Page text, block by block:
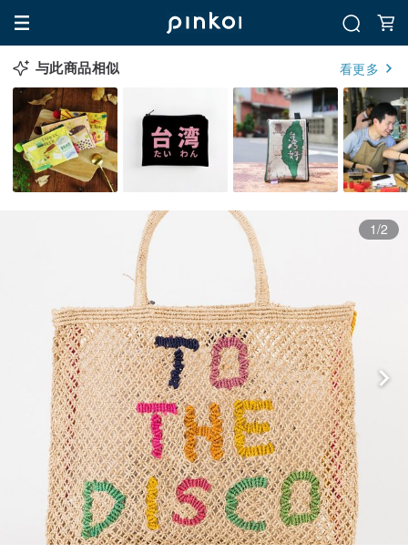
与此商品相似 看更多
1/2